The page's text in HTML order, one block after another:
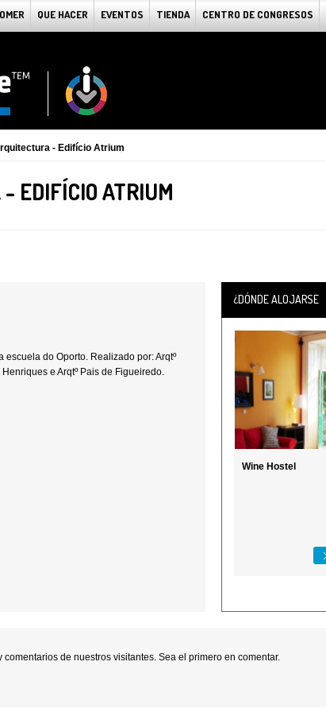
QUE HACER EVENTOS TIENDA CENTRO DE CONGRESOS
- Edifício Atrium
EDIFÍCIO ATRIUM
escuela do Oporto. Realizado por: Arqtº
e Arqtº Pais de Figueiredo.
¿DÓNDE ALOJARSE
Wine Hostel
comentarios de nuestros visitantes. Sea el primero en comentar.